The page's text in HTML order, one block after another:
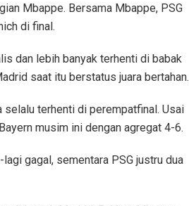
Mbappe. Bersama Mbappe, PSG
di final.
dan lebih banyak terhenti di babak
saat itu berstatus juara bertahan.
selalu terhenti di perempatfinal. Usai
musim ini dengan agregat 4-6.
gagal, sementara PSG justru dua